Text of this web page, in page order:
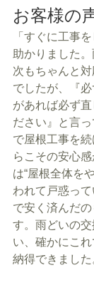
お客様の
「すぐに工事
助かりました。
次もちゃんと
でしたが、『
があれば必ず
ださい』と言
で屋根工事を
らこその安心
は“屋根全体を
われて戸惑っ
で安く済んだ
す。雨どいの
い、確かにこ
納得できました